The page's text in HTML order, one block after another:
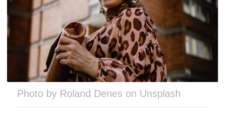
Photo by Roland Denes on Unsplash